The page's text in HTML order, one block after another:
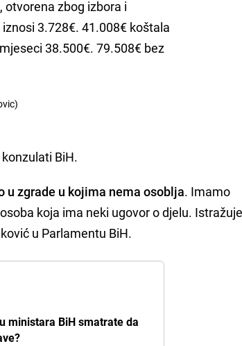
otvorena zbog izbora i
3.728€. 41.008€ koštala
38.500€. 79.508€ bez
BiH.
u zgrade u kojima nema osoblja. Imamo
koja ima neki ugovor o djelu.
u Parlamentu BiH.
ministara BiH smatrate da